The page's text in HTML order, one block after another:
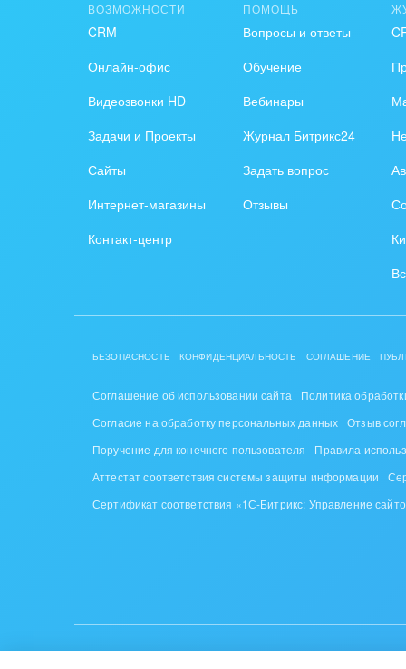
ВОЗМОЖНОСТИ
CRM
Онлайн-офис
Видеозвонки HD
Задачи и Проекты
Сайты
Интернет-магазины
Контакт-центр
ПОМОЩЬ
Вопросы и ответы
Обучение
Вебинары
Журнал Битрикс24
Задать вопрос
Отзывы
БЕЗОПАСНОСТЬ КОНФИДЕНЦИАЛЬНОСТЬ СОГЛАШЕНИЕ
Соглашение об использовании сайта
Политика
Согласие на обработку персональных данных Отзыв
Поручение для конечного пользователя
Правила
Аттестат соответствия системы защиты информации
Сертификат соответствия «1С-Битрикс: Управление